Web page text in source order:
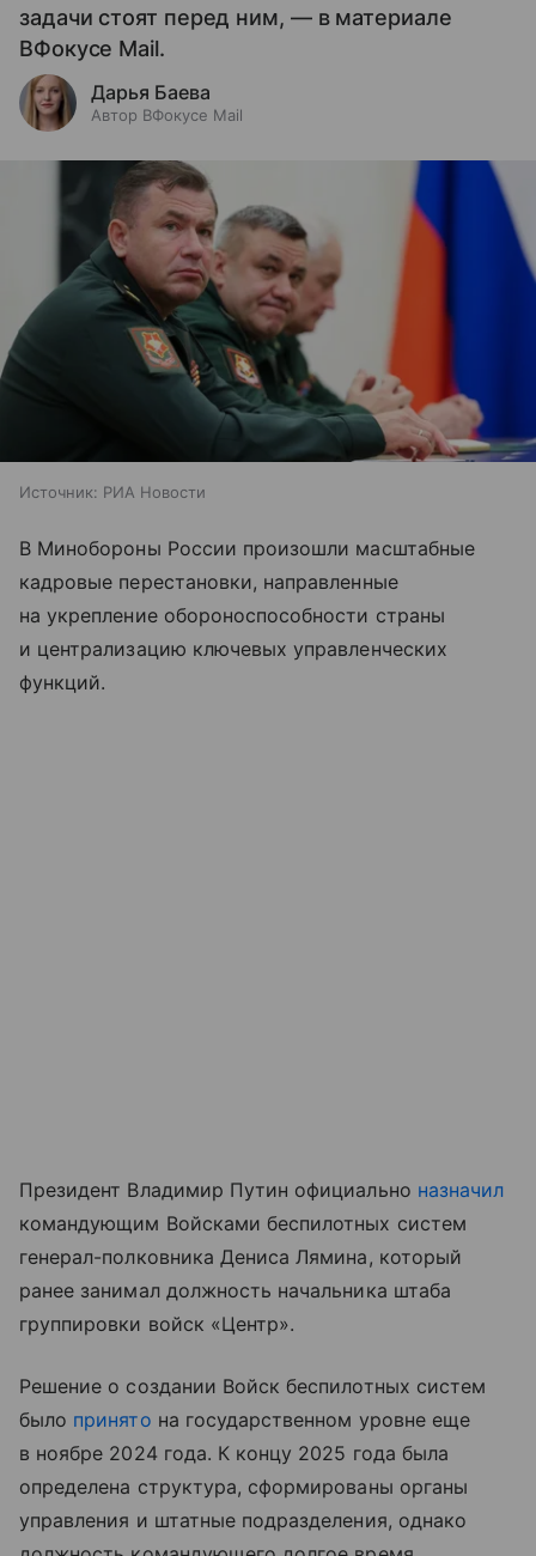
задачи стоят перед ним, — в материале
ВФокусе Mail.
Дарья Баева
Автор ВФокусе Mail
Источник: РИА Новости
В Минобороны России произошли масштабные
кадровые перестановки, направленные
на укрепление обороноспособности страны
и централизацию ключевых управленческих
функций.
Президент Владимир Путин официально назначил
командующим Войсками беспилотных систем
генерал-полковника Дениса Лямина, который
ранее занимал должность начальника штаба
группировки войск «Центр».
Решение о создании Войск беспилотных систем
было принято на государственном уровне еще
в ноябре 2024 года. К концу 2025 года была
определена структура, сформированы органы
управления и штатные подразделения, однако